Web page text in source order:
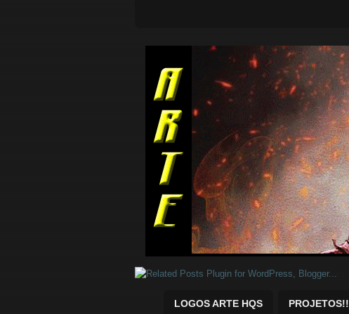
Quadrinhos Marvel e DC para baixar.
LOGOS ARTE HQS PROJETOS!!